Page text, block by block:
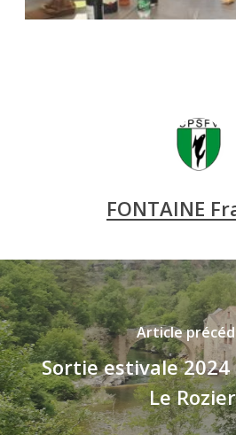
FONTAINE
Article
Sortie estivale
Le